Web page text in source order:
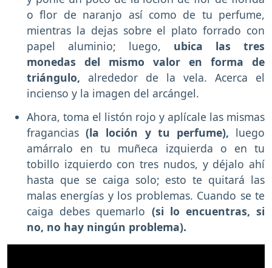
o flor de naranjo así como de tu perfume,
mientras la dejas sobre el plato forrado con
papel aluminio; luego, ubica las tres
monedas del mismo valor en forma de
triángulo, alrededor de la vela. Acerca el
incienso y la imagen del arcángel.
Ahora, toma el listón rojo y aplícale las mismas
fragancias(la loción y tu perfume), luego
amárralo en tu muñeca izquierda o en tu
tobillo izquierdo con tres nudos, y déjalo ahí
hasta que se caiga solo; esto te quitará las
malas energías y los problemas. Cuando se te
caiga debes quemarlo (si lo encuentras, si
no, no hay ningún problema).